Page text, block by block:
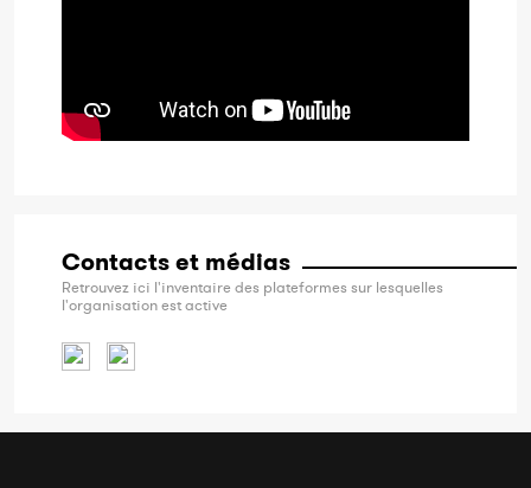
Contacts et médias
Retrouvez ici l'inventaire des plateformes sur lesquelles
l'organisation est active